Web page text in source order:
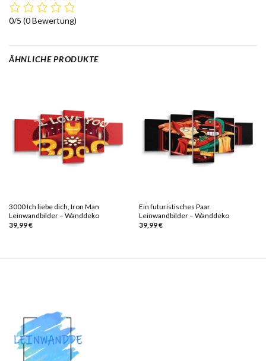
0/5 (0 Bewertung)
ÄHNLICHE PRODUKTE
3000 Ich liebe dich, Iron Man
Leinwandbilder – Wanddeko
39,99€
Ein futuristisches Paar
Leinwandbilder – Wanddeko
39,99€